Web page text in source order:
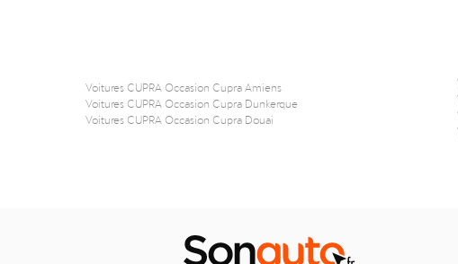
Voitures CUPRA Occasion Cupra Amiens
Voitures CUPRA Occasion Cupra Dunkerque
Voitures CUPRA Occasion Cupra Douai